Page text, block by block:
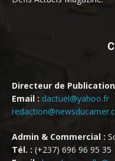
Directeur de
Email : dactuel@yahoo.fr
Admin & Commercial :
Tél. : (+237) 696 96 95 35